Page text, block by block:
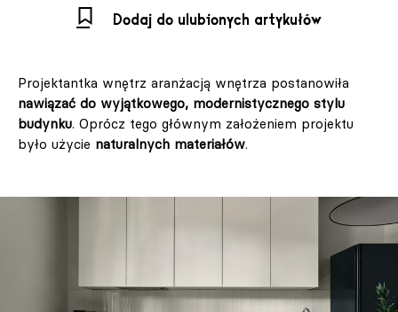
Dodaj do ulubionych artykułów
Projektantka wnętrz aranżacją wnętrza postanowiła
nawiązać do wyjątkowego, modernistycznego stylu
budynku. Oprócz tego głównym założeniem projektu
było użycie naturalnych materiałów.